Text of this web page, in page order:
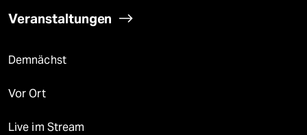
Veranstaltungen
Demnächst
Vor Ort
Live im Stream